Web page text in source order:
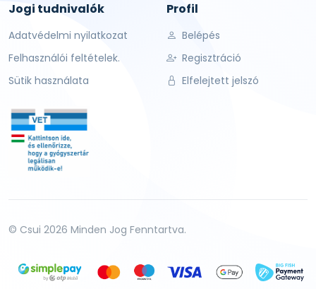
Jogi tudnivalók
Adatvédelmi nyilatkozat
Felhasználói feltételek.
Sütik használata
Profil
Belépés
Regisztráció
Elfelejtett jelszó
© Csui 2026 Minden Jog Fenntartva.